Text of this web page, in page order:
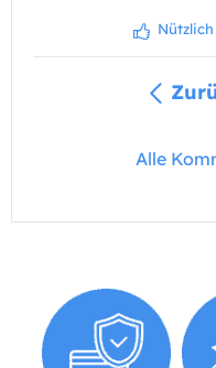
Nützlich
Alle